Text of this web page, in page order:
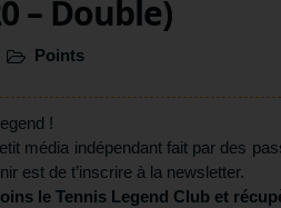
– Double)
Points
!
média indépendant fait par des
est de t’inscrire à la newsletter.
le Tennis Legend Club et